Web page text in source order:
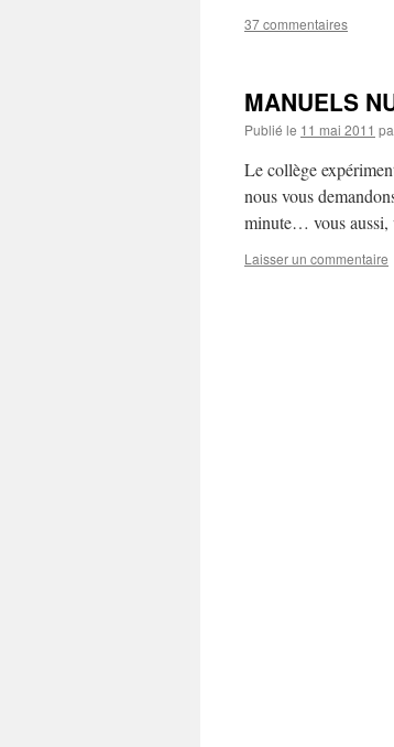
37 commentaires
MANUELS
Publié le 11 mai 2011
Le collège
nous vous
minute… vous aussi,
Laisser un commentaire